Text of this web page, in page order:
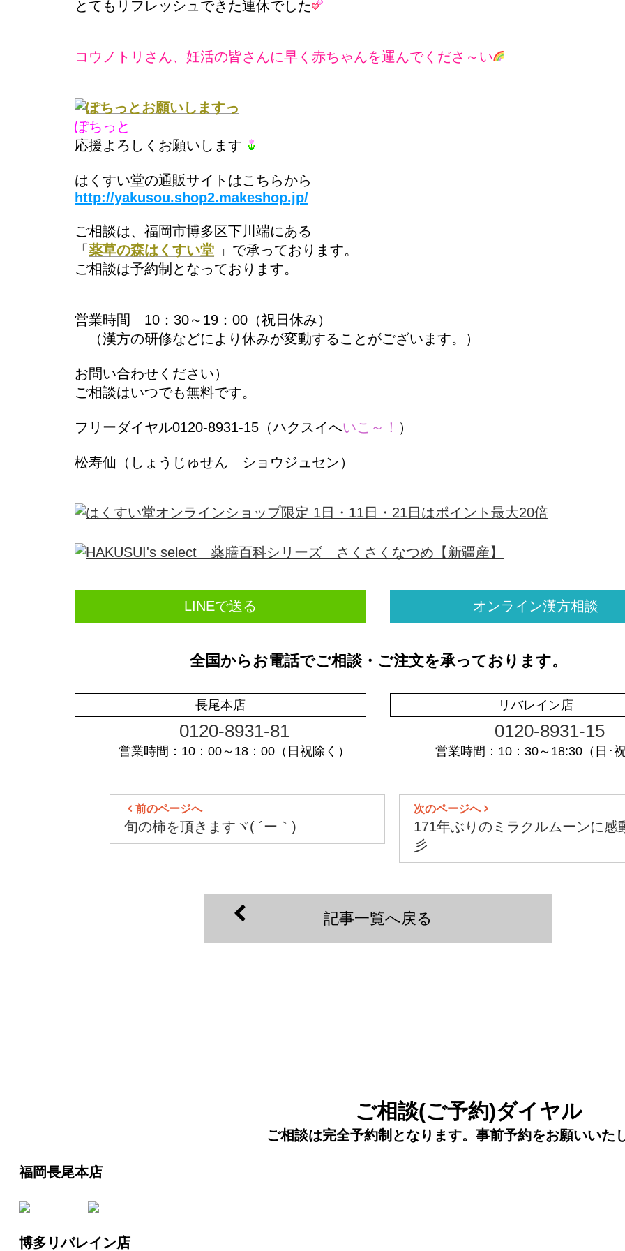
とてもリフレッシュできた連休でした
コウノトリさん、妊活の皆さんに早く赤ちゃんを運んでくださ～い
ぽちっと
応援よろしくお願いします
はくすい堂の通販サイトはこちらから
http://yakusou.shop2.makeshop.jp/
ご相談は、福岡市博多区下川端にある
「 薬草の森はくすい堂 」で承っております。
ご相談は予約制となっております。
営業時間 10：30～19：00（祝日休み）
（漢方の研修などにより休みが変動することがございます。）
お問い合わせください）
ご相談はいつでも無料です。
フリーダイヤル0120-8931-15（ハクスイへいこ～！ ）
松寿仙（しょうじゅせん ショウジュセン）
LINEで送る オンライン漢方相談
全国からお電話でご相談・ご注文を承っております。
長尾本店
0120-8931-81
営業時間：10：00～18：00（日祝除く）
リバレイン店
0120-8931-15
営業時間：10：30～18:30（日･
前のページへ
旬の柿を頂きますヾ( ´ー｀)
次のページへ
171年ぶりのミラクルムーンに
彡
記事一覧へ戻る
ご相談(ご予約)ダイヤル
ご相談は完全予約制となります。事前予約をお願いいた
福岡長尾本店
博多リバレイン店